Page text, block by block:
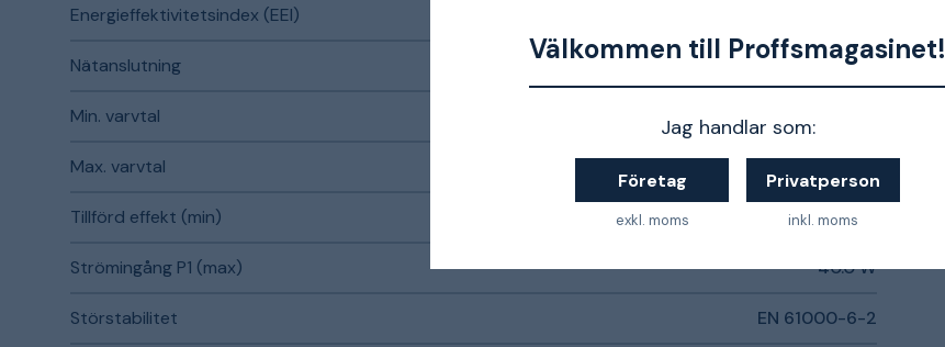
Välkommen till Proffsmagasinet!
Jag handlar som:
Företag
exkl. moms
Privatperson
inkl. moms
Energieffektivitetsindex (EEI)
Nätanslutning 1~230 V ±10%, 50/60 Hz
Min. varvtal
Max. varvtal
Tillförd effekt (min) 4.0 W
Strömingång P1 (max) 40.0 W
Störstabilitet EN 61000-6-2